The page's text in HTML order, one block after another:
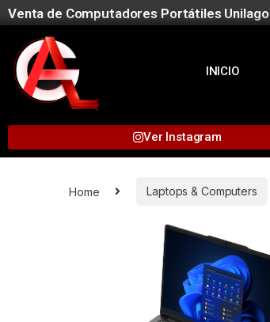
Venta de Computadores Portátiles Unilago
INICIO
Ver Instagram
Home Laptops & Computers